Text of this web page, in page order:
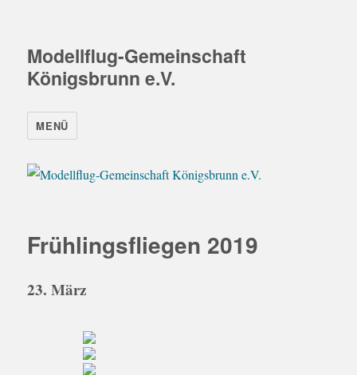
Modellflug-Gemeinschaft
Königsbrunn e.V.
MENÜ
Frühlingsfliegen 2019
23. März